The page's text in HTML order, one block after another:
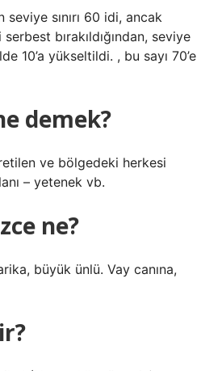
seviye sınırı 60 idi, ancak
bırakıldığından, seviye
10’a yükseltildi. , bu sayı 70’e
demek?
ve bölgedeki herkesi
– yetenek vb.
ne?
büyük ünlü. Vay canına,